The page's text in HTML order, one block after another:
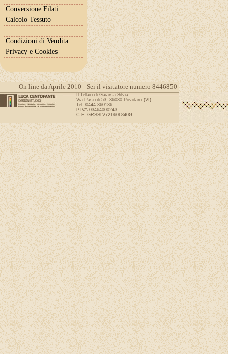
Conversione Filati
Calcolo Tessuto
Condizioni di Vendita
Privacy e Cookies
On line da Aprile 2010 - Sei il visitatore numero 8446850
Il Telaio di Gaiarsa Silvia
Via Pascoli 53, 36030 Povolaro (VI)
Tel: 0444 360136
P.IVA 03464000243
C.F. GRSSLV72T60L840G